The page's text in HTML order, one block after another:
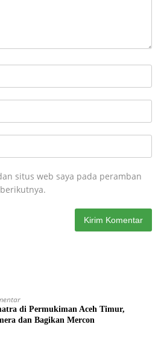
situs web saya pada peramban
di Permukiman Aceh Timur,
dan Bagikan Mercon